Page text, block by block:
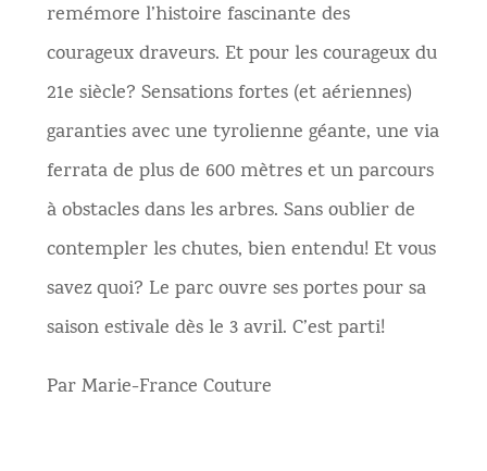
remémore l’histoire fascinante des
courageux draveurs. Et pour les courageux du
21e siècle? Sensations fortes (et aériennes)
garanties avec une tyrolienne géante, une via
ferrata de plus de 600 mètres et un parcours
à obstacles dans les arbres. Sans oublier de
contempler les chutes, bien entendu! Et vous
savez quoi? Le parc ouvre ses portes pour sa
saison estivale dès le 3 avril. C’est parti!
Par Marie-France Couture